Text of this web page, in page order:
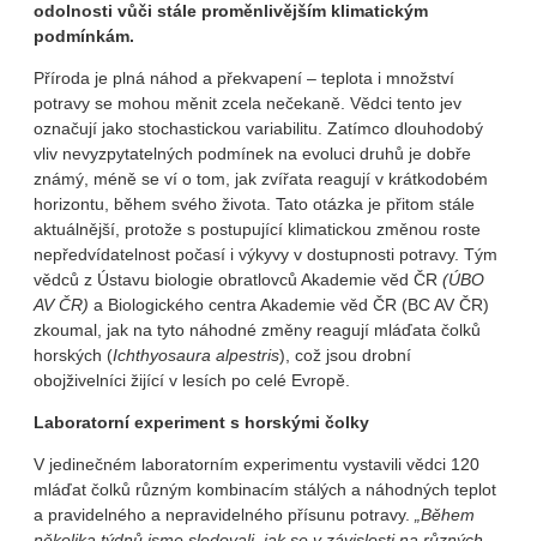
odolnosti vůči stále proměnlivějším klimatickým
podmínkám.
Příroda je plná náhod a překvapení – teplota i množství
potravy se mohou měnit zcela nečekaně. Vědci tento jev
označují jako stochastickou variabilitu. Zatímco dlouhodobý
vliv nevyzpytatelných podmínek na evoluci druhů je dobře
známý, méně se ví o tom, jak zvířata reagují v krátkodobém
horizontu, během svého života. Tato otázka je přitom stále
aktuálnější, protože s postupující klimatickou změnou roste
nepředvídatelnost počasí i výkyvy v dostupnosti potravy. Tým
vědců z Ústavu biologie obratlovců Akademie věd ČR (ÚBO
AV ČR) a Biologického centra Akademie věd ČR (BC AV ČR)
zkoumal, jak na tyto náhodné změny reagují mláďata čolků
horských (Ichthyosaura alpestris), což jsou drobní
obojživelníci žijící v lesích po celé Evropě.
Laboratorní experiment s horskými čolky
V jedinečném laboratorním experimentu vystavili vědci 120
mláďat čolků různým kombinacím stálých a náhodných teplot
a pravidelného a nepravidelného přísunu potravy. „Během